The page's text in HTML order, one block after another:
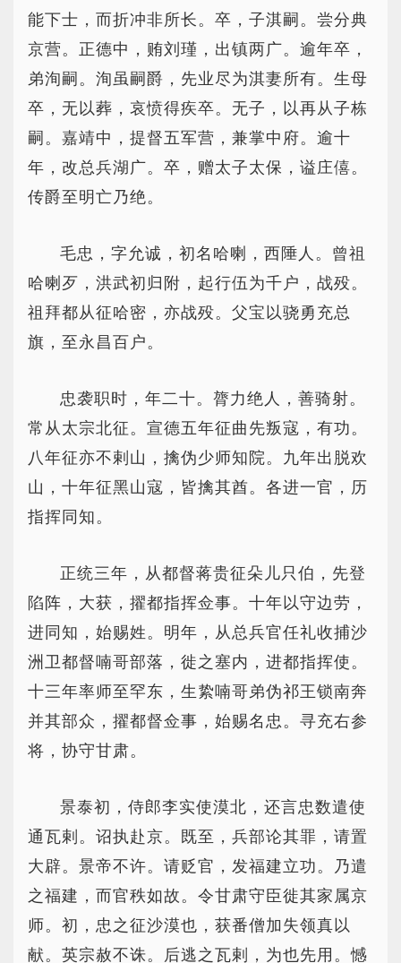
能下士，而折冲非所长。卒，子淇嗣。尝分典
京营。正德中，贿刘瑾，出镇两广。逾年卒，
弟洵嗣。洵虽嗣爵，先业尽为淇妻所有。生母
卒，无以葬，哀愤得疾卒。无子，以再从子栋
嗣。嘉靖中，提督五军营，兼掌中府。逾十
年，改总兵湖广。卒，赠太子太保，谥庄僖。
传爵至明亡乃绝。
毛忠，字允诚，初名哈喇，西陲人。曾祖
哈喇歹，洪武初归附，起行伍为千户，战殁。
祖拜都从征哈密，亦战殁。父宝以骁勇充总
旗，至永昌百户。
忠袭职时，年二十。膂力绝人，善骑射。
常从太宗北征。宣德五年征曲先叛寇，有功。
八年征亦不剌山，擒伪少师知院。九年出脱欢
山，十年征黑山寇，皆擒其酋。各进一官，历
指挥同知。
正统三年，从都督蒋贵征朵儿只伯，先登
陷阵，大获，擢都指挥佥事。十年以守边劳，
进同知，始赐姓。明年，从总兵官任礼收捕沙
洲卫都督喃哥部落，徙之塞内，进都指挥使。
十三年率师至罕东，生絷喃哥弟伪祁王锁南奔
并其部众，擢都督佥事，始赐名忠。寻充右参
将，协守甘肃。
景泰初，侍郎李实使漠北，还言忠数遣使
通瓦剌。诏执赴京。既至，兵部论其罪，请置
大辟。景帝不许。请贬官，发福建立功。乃遣
之福建，而官秩如故。令甘肃守臣徙其家属京
师。初，忠之征沙漠也，获番僧加失领真以
献。英宗赦不诛。后逃之瓦剌，为也先用。憾